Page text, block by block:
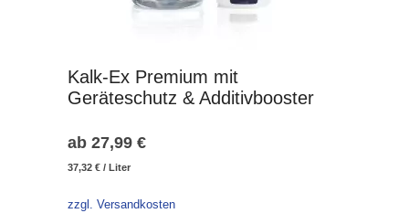
Kalk-Ex Premium mit
Geräteschutz & Additivbooster
ab 27,99 €
37,32 € / Liter
zzgl. Versandkosten